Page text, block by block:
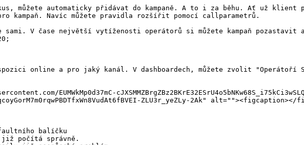
můžete automaticky přidávat do kampaně. A to i za běhu. Ať už klient
kampaň. Navíc můžete pravidla rozšířit pomocí callparametrů.
sami. V čase největší vytíženosti operátorů si můžete kampaň
online a pro jaký kanál. V dashboardech, můžete zvolit
EUMWkMp0d37mC-
ZLU3r_yeZLy-2Ak"
balíčku
již počítá správně.